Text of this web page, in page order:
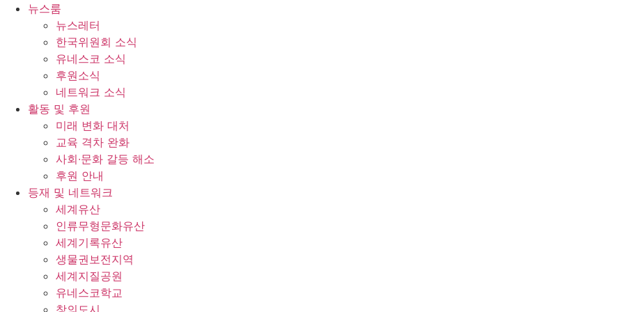
뉴스룸
뉴스레터
한국위원회 소식
유네스코 소식
후원소식
네트워크 소식
활동 및 후원
미래 변화 대처
교육 격차 완화
사회∙문화 갈등 해소
후원 안내
등재 및 네트워크
세계유산
인류무형문화유산
세계기록유산
생물권보전지역
세계지질공원
유네스코학교
창의도시